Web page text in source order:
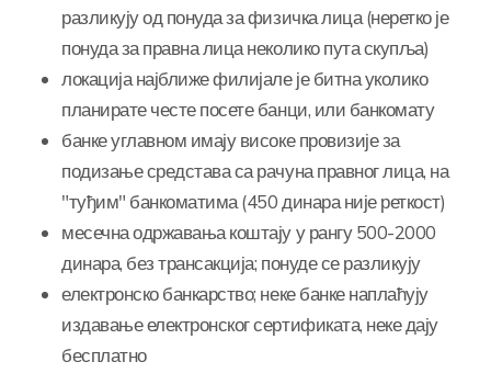
разликују од понуда за физичка лица (неретко је
понуда за правна лица неколико пута скупља)
локација најближе филијале је битна уколико
планирате честе посете банци, или банкомату
банке углавном имају високе провизије за
подизање средстава са рачуна правног лица, на
"туђим" банкоматима (450 динара није реткост)
месечна одржавања коштају у рангу 500-2000
динара, без трансакција; понуде се разликују
електронско банкарство; неке банке наплаћују
издавање електронског сертификата, неке дају
бесплатно